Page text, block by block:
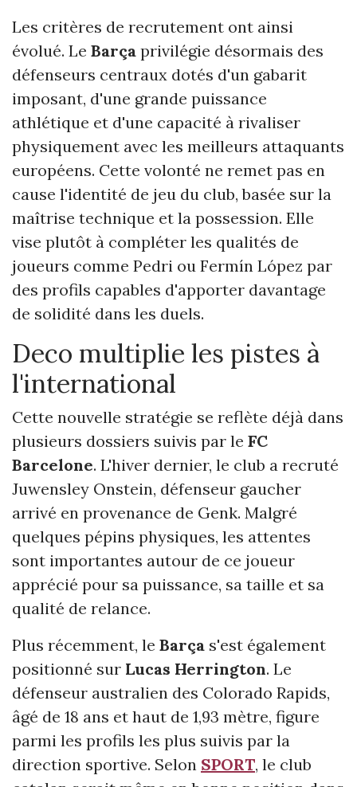
Les critères de recrutement ont ainsi
évolué. Le Barça privilégie désormais des
défenseurs centraux dotés d'un gabarit
imposant, d'une grande puissance
athlétique et d'une capacité à rivaliser
physiquement avec les meilleurs attaquants
européens. Cette volonté ne remet pas en
cause l'identité de jeu du club, basée sur la
maîtrise technique et la possession. Elle
vise plutôt à compléter les qualités de
joueurs comme Pedri ou Fermín López par
des profils capables d'apporter davantage
de solidité dans les duels.
Deco multiplie les pistes à
l'international
Cette nouvelle stratégie se reflète déjà dans
plusieurs dossiers suivis par le FC
Barcelone. L'hiver dernier, le club a recruté
Juwensley Onstein, défenseur gaucher
arrivé en provenance de Genk. Malgré
quelques pépins physiques, les attentes
sont importantes autour de ce joueur
apprécié pour sa puissance, sa taille et sa
qualité de relance.
Plus récemment, le Barça s'est également
positionné sur Lucas Herrington. Le
défenseur australien des Colorado Rapids,
âgé de 18 ans et haut de 1,93 mètre, figure
parmi les profils les plus suivis par la
direction sportive. Selon SPORT, le club